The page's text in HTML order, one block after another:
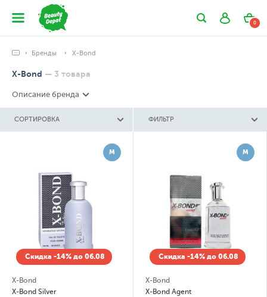
0
Бренды X-Bond
X-Bond — 3 товара
Описание бренда
СОРТИРОВКА ФИЛЬТР
М
Скидка -14% до 06.08
X-Bond
X-Bond Silver
М
Скидка -14% до 06.08
X-Bond
X-Bond Agent